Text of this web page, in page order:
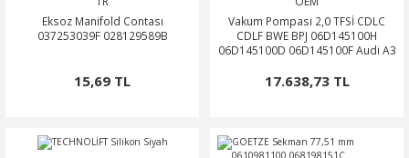
Eksoz Manifold Contası
037253039F 028129589B
15,69 TL
Vakum Pompası 2,0 TFSİ CDLC
CDLF BWE BPJ 06D145100H
06D145100D 06D145100F Audi A3
17.638,73 TL